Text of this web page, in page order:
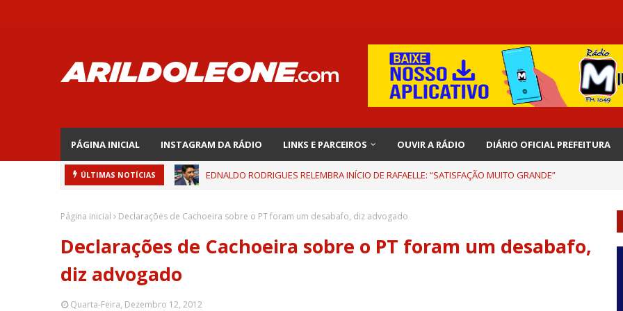
PÁGINA INICIAL INSTAGRAM DA RÁDIO LINKS E PARCEIROS OUVIR A RÁDIO DIÁRIO OFICIAL PREFEITURA
ÚLTIMAS NOTÍCIAS
CIPOENSE RAFAELLE, ZAGUEIRA DA SELEÇÃO BRASILEIRA - GLOBO ESPORTE (TV BAHIA - REDE GLOBO
Página inicial Declarações de Cachoeira sobre o PT foram um desabafo, diz advogado
Declarações de Cachoeira sobre o PT foram um desabafo,
diz advogado
Quarta-Feira, Dezembro 12, 2012